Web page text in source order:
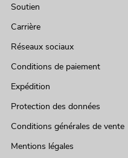
Soutien
Carrière
Réseaux sociaux
Conditions de paiement
Expédition
Protection des données
Conditions générales de vente
Mentions légales